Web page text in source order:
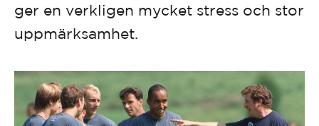
ger en verkligen mycket stress och stor
uppmärksamhet.